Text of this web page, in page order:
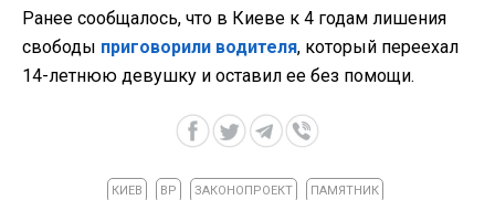
Ранее сообщалось, что в Киеве к 4 годам лишения
свободы приговорили водителя, который переехал
14-летнюю девушку и оставил ее без помощи.
КИЕВ ВР ЗАКОНОПРОЕКТ ПАМЯТНИК